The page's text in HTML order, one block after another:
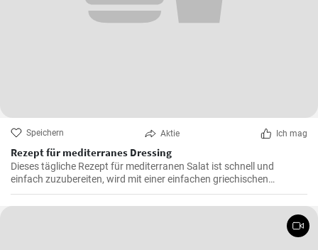
Speichern Aktie Ich mag
Rezept für mediterranes Dressing
Dieses tägliche Rezept für mediterranen Salat ist schnell und
einfach zuzubereiten, wird mit einer einfachen griechischen
Vinaigrette geworfen und kann leicht als Beilagensalat oder
Hauptgericht verwendet werden.